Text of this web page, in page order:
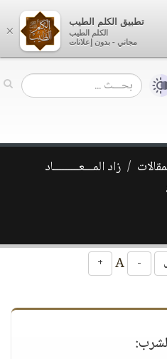
زاد المـــعـــــــــاد
-
+
×
تطبيق الكلم الطيب
الكلم الطيب
مجاني - بدون إعلانات